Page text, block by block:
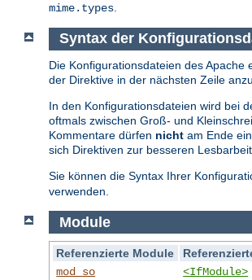
mime.types
Syntax der
Die Konfigurationsdateien des
der Direktive in der nächsten Zeile
In den Konfigurationsdateien wird bei
oftmals zwischen Groß- und
Kommentare dürfen nicht am Ende
sich Direktiven zur besseren
Sie können die Syntax Ihrer
verwenden.
Module
Referenzierte Module
mod_so
<IfModule>